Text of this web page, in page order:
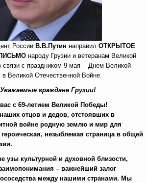
России В.В.Путин направил ОТКРЫТОЕ
народу Грузии и ветеранам Великой
связи с праздником 9 мая - Днем Великой
Великой Отечественной Войне.
граждане Грузии!
с 69-летием Великой Победы!
отцов и дедов, отстоявших в
войне родную землю и мир для
незыблемая страница в общей
узы культурной и духовной близости,
– важнейший залог
между нашими странами. Мы